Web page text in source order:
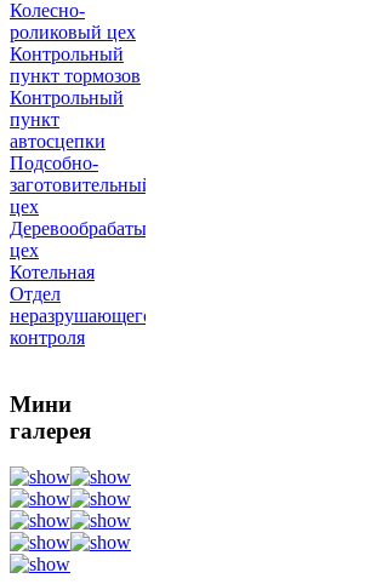
Колесно-
роликовый цех
Контрольный
пункт тормозов
Контрольный
пункт
автосцепки
Подсобно-
заготовительный
цех
Деревообрабатывающий
цех
Котельная
Отдел
неразрушающего
контроля
Мини
галерея